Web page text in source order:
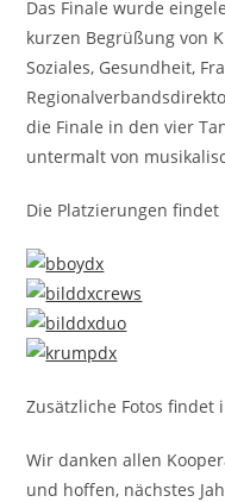
Das Finale wurde
kurzen Begrüßung von
Soziales, Gesundheit,
die Finale in den vier
untermalt von
Die Platzierungen
Zusätzliche Fotos findet
Wir danken allen
und hoffen, nächstes